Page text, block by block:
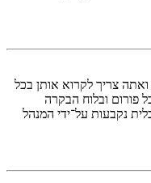
ואתה צריך לקרוא אותן בכל
פורום ובלוח הבקרה
נקבעות על־ידי המנהל